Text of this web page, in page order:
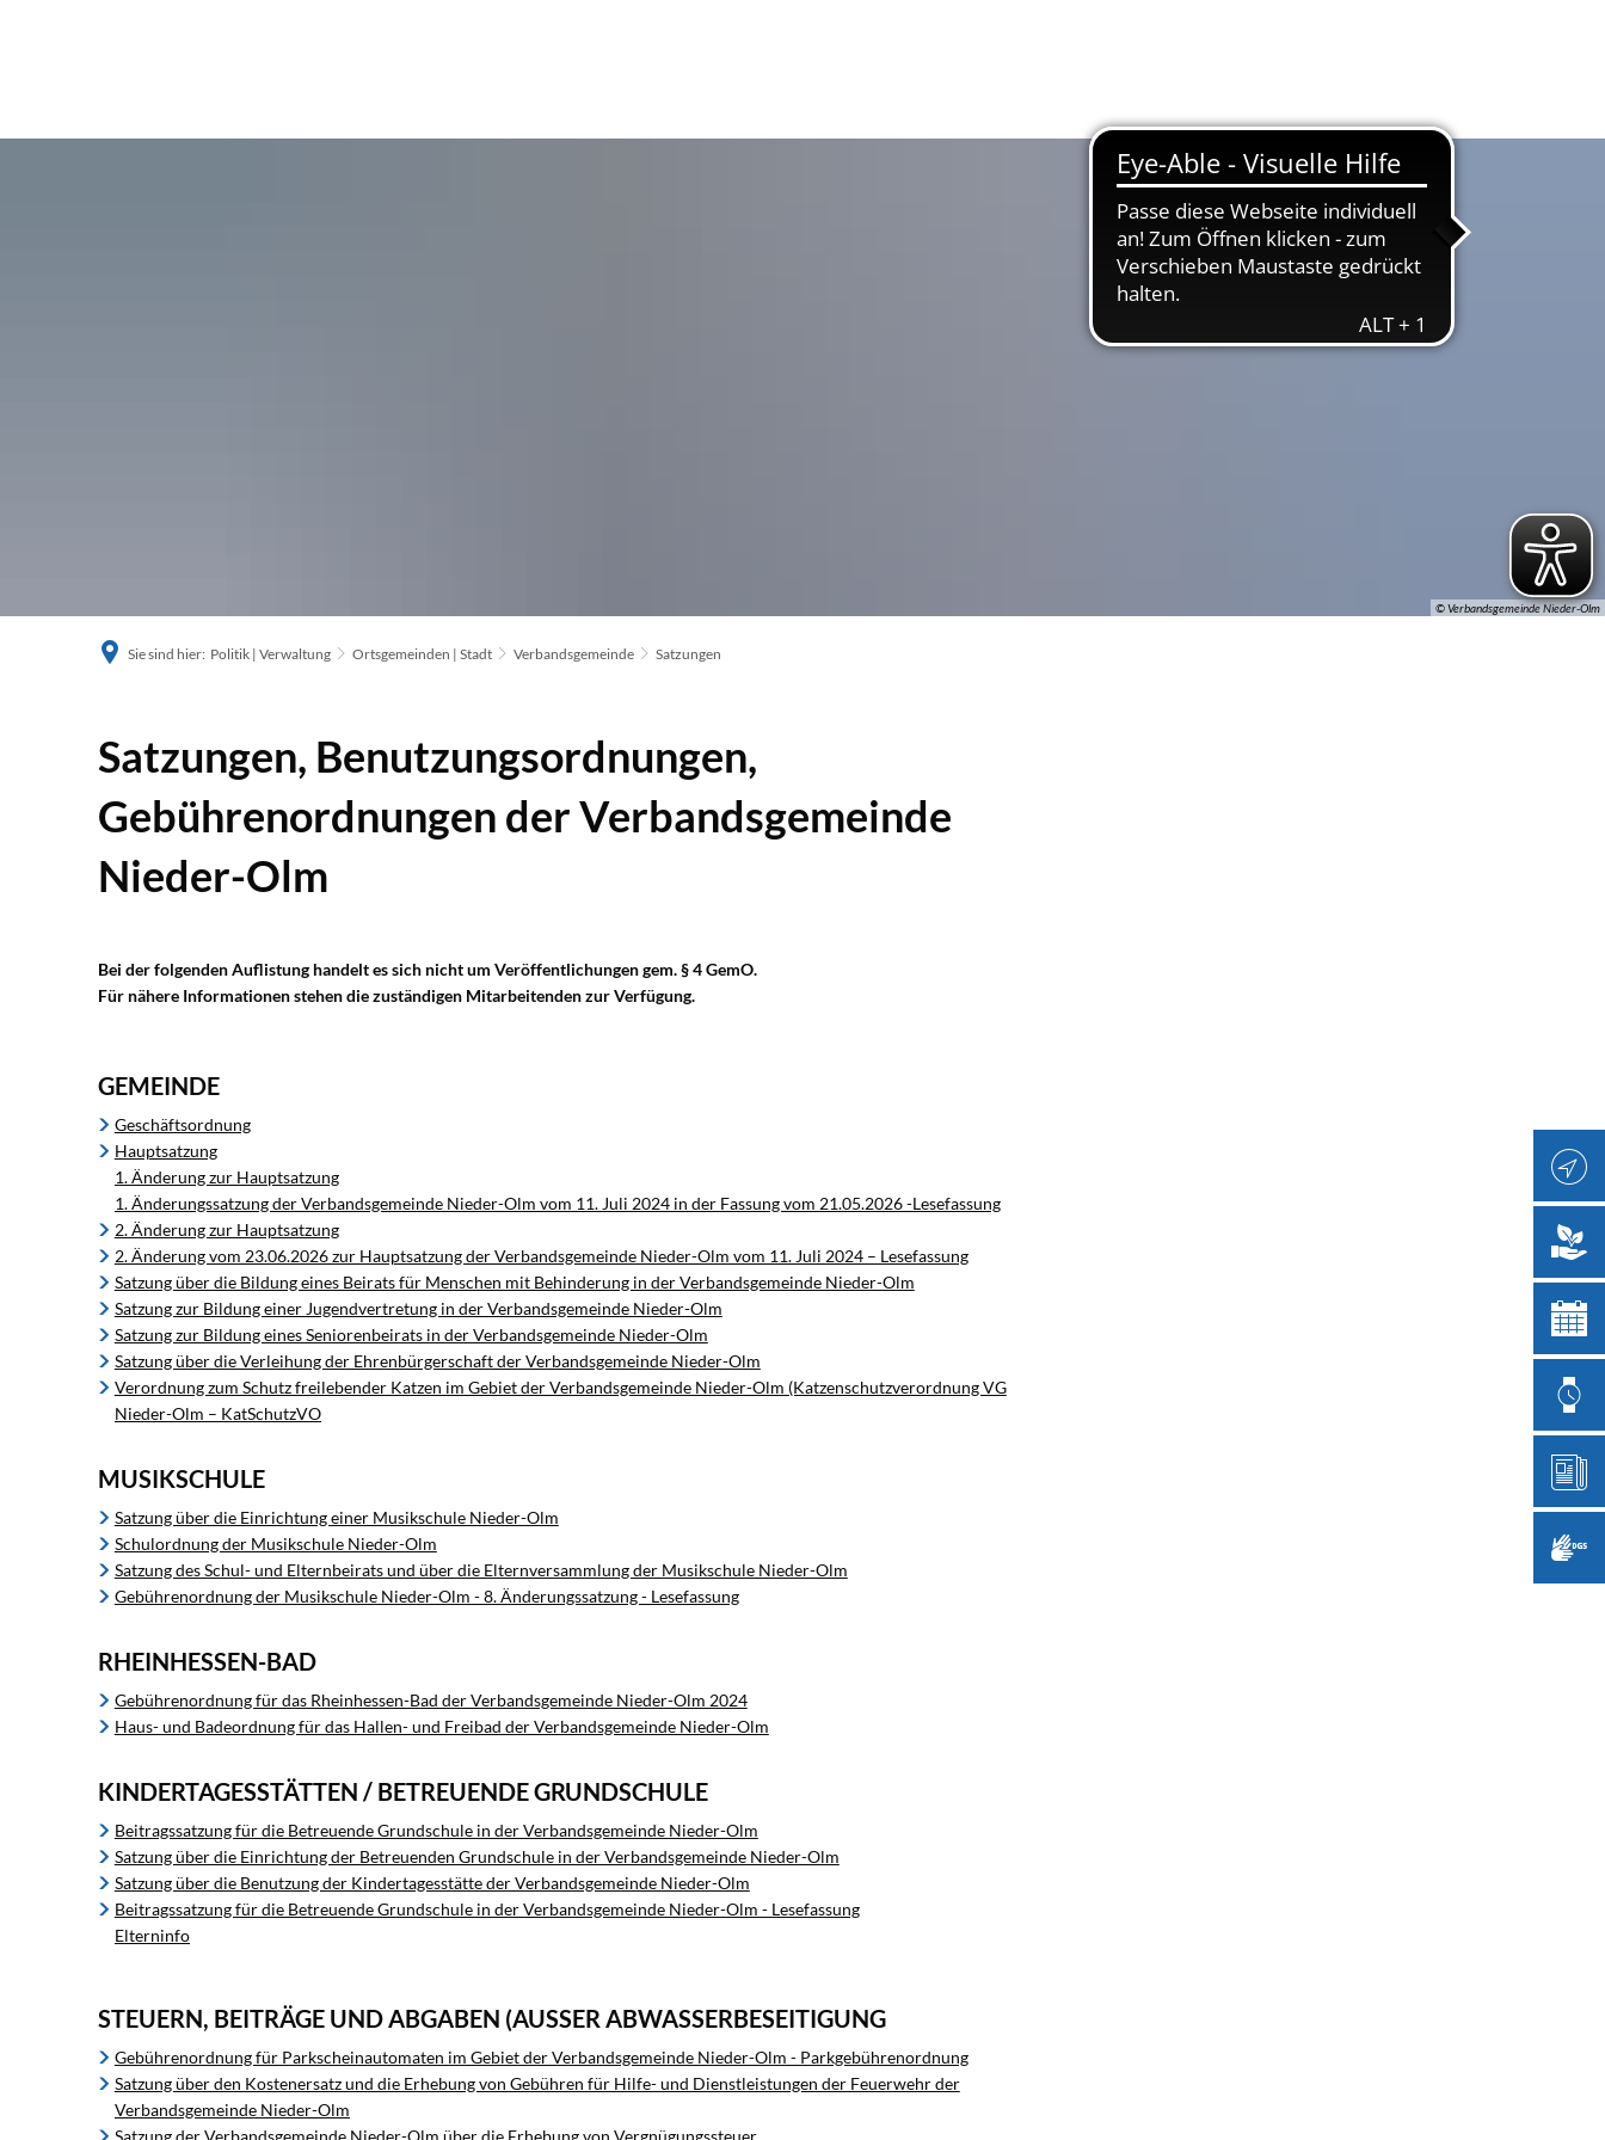
© Verbandsgemeinde Nieder-Olm
Sie sind hier: Politik | Verwaltung Ortsgemeinden | Stadt Verbandsgemeinde Satzungen
Satzungen, Benutzungsordnungen,
Gebührenordnungen der Verbandsgemeinde
Nieder-Olm
Bei der folgenden Auflistung handelt es sich nicht um Veröffentlichungen gem. § 4 GemO.
Für nähere Informationen stehen die zuständigen Mitarbeitenden zur Verfügung.
GEMEINDE
Geschäftsordnung
Hauptsatzung
1. Änderung zur Hauptsatzung
1. Änderungssatzung der Verbandsgemeinde Nieder-Olm vom 11. Juli 2024 in der Fassung vom 21.05.2026 -Lesefassung
2. Änderung zur Hauptsatzung
2. Änderung vom 23.06.2026 zur Hauptsatzung der Verbandsgemeinde Nieder-Olm vom 11. Juli 2024 – Lesefassung
Satzung über die Bildung eines Beirats für Menschen mit Behinderung in der Verbandsgemeinde Nieder-Olm
Satzung zur Bildung einer Jugendvertretung in der Verbandsgemeinde Nieder-Olm
Satzung zur Bildung eines Seniorenbeirats in der Verbandsgemeinde Nieder-Olm
Satzung über die Verleihung der Ehrenbürgerschaft der Verbandsgemeinde Nieder-Olm
Verordnung zum Schutz freilebender Katzen im Gebiet der Verbandsgemeinde Nieder-Olm (Katzenschutzverordnung VG
Nieder-Olm – KatSchutzVO
MUSIKSCHULE
Satzung über die Einrichtung einer Musikschule Nieder-Olm
Schulordnung der Musikschule Nieder-Olm
Satzung des Schul- und Elternbeirats und über die Elternversammlung der Musikschule Nieder-Olm
Gebührenordnung der Musikschule Nieder-Olm - 8. Änderungssatzung - Lesefassung
RHEINHESSEN-BAD
Gebührenordnung für das Rheinhessen-Bad der Verbandsgemeinde Nieder-Olm 2024
Haus- und Badeordnung für das Hallen- und Freibad der Verbandsgemeinde Nieder-Olm
KINDERTAGESSTÄTTEN / BETREUENDE GRUNDSCHULE
Beitragssatzung für die Betreuende Grundschule in der Verbandsgemeinde Nieder-Olm
Satzung über die Einrichtung der Betreuenden Grundschule in der Verbandsgemeinde Nieder-Olm
Satzung über die Benutzung der Kindertagesstätte der Verbandsgemeinde Nieder-Olm
Beitragssatzung für die Betreuende Grundschule in der Verbandsgemeinde Nieder-Olm - Lesefassung
Elterninfo
STEUERN, BEITRÄGE UND ABGABEN (AUSSER ABWASSERBESEITIGUNG
Gebührenordnung für Parkscheinautomaten im Gebiet der Verbandsgemeinde Nieder-Olm - Parkgebührenordnung
Satzung über den Kostenersatz und die Erhebung von Gebühren für Hilfe- und Dienstleistungen der Feuerwehr der
Verbandsgemeinde Nieder-Olm
Satzung der Verbandsgemeinde Nieder-Olm über die Erhebung von Vergnügungssteuer